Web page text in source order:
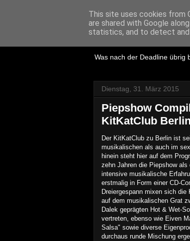
Lost
Was nach der Deadline übrig
Dienstag, 31. März 2015
Piepshow
KitKatClub
Der KitKatClub zu Berlin ist
musikalischen als auch im
hinein steht hier auf dem
zehn Jahren die Piepshow
intensive musikalische
erstmalig in Form einer CD-
Dreiergespann mixen sich
auf dem musikalischen Grat
Dalek geprägten Hot & Wet-
vertreten, ebenso wie Eiven
Salsa" sowie diverse
durchaus runde Mischung
This site uses cookies from
are shared with Google
statistics, and to detect and